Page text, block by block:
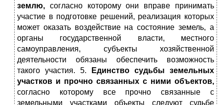
землю, согласно которому они вправе принимать
участие в подготовке решений, реализация которых
может оказать воздействие на состояние земель, а
органы государственной власти, местного
самоуправления, субъекты хозяйственной
деятельности обязаны обеспечить возможность
такого участия. 5.
Единство судьбы земельных
участков и прочно связанных с ними объектов,
согласно которому все прочно связанные с
земельными участками объекты следуют судьбе